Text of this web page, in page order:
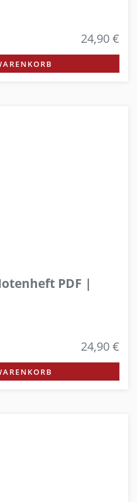
24,90 €
PDF |
24,90 €